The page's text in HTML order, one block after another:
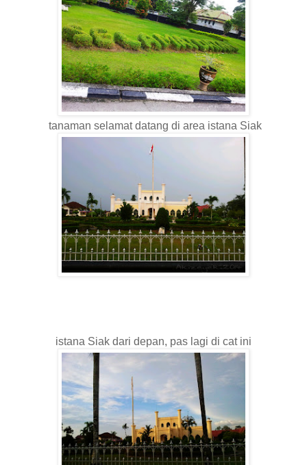
tanaman selamat datang di area istana Siak
istana Siak dari depan, pas lagi di cat ini